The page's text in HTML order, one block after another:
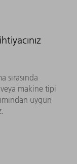
sırasında
makine tipi
uygun